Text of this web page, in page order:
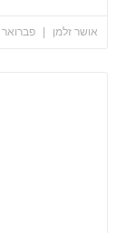
פברואר 19, 2026